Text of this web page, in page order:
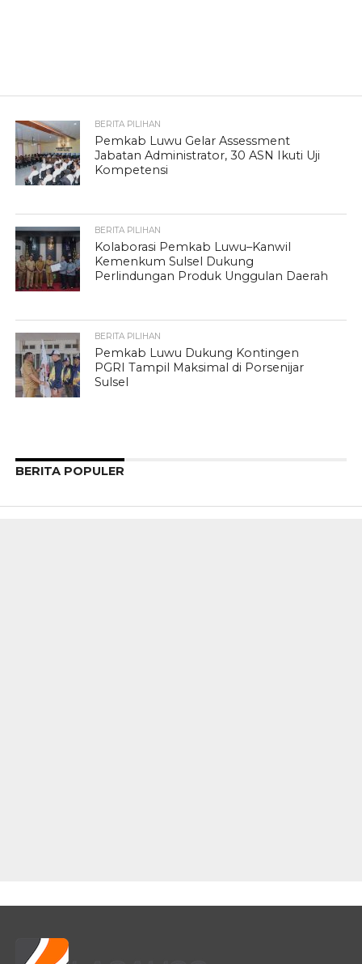
BERITA PILIHAN
Pemkab Luwu Gelar Assessment
Jabatan Administrator, 30 ASN Ikuti Uji
Kompetensi
BERITA PILIHAN
Kolaborasi Pemkab Luwu–Kanwil
Kemenkum Sulsel Dukung
Perlindungan Produk Unggulan Daerah
BERITA PILIHAN
Pemkab Luwu Dukung Kontingen
PGRI Tampil Maksimal di Porsenijar
Sulsel
BERITA POPULER